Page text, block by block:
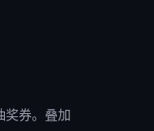
奖券。叠加